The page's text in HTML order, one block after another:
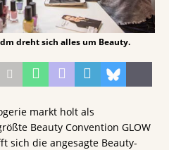
dm dreht sich alles um Beauty.
markt holt als
Beauty Convention GLOW
sich die angesagte Beauty-